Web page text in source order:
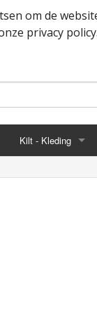
om de
privacy policy.
Kilt - Kleding